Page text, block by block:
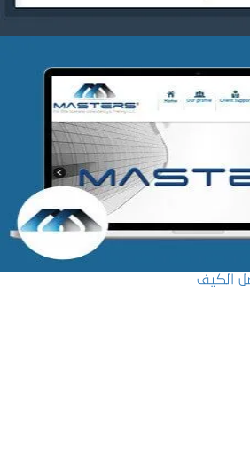
شركة MASTERS للتدريب
التفاصيل